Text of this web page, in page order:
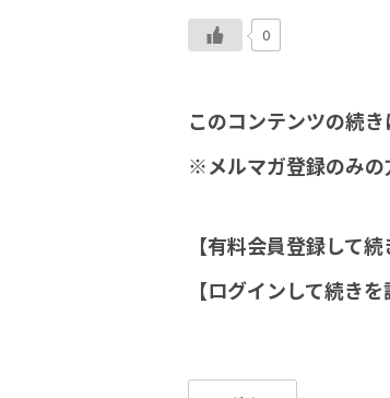
0
このコンテンツの続き
※メルマガ登録のみの
【有料会員登録して続
【ログインして続き